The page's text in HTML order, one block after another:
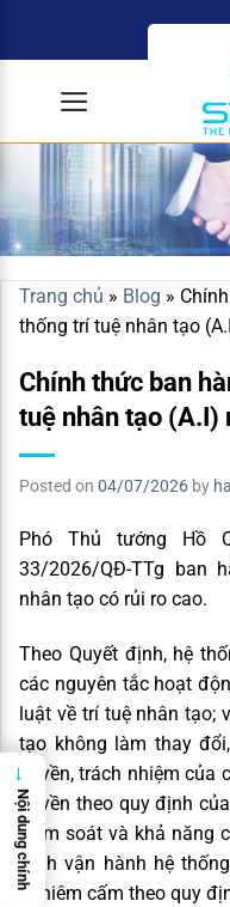
Trang chủ » Blog »
thống trí tuệ nhân tạo
Chính thức ban
tuệ nhân tạo (A.I)
Posted on 04/07/2026 by
Phó Thủ tướng Hồ
33/2026/QĐ-TTg ban
nhân tạo có rủi ro cao.
Theo Quyết định, hệ
các nguyên tắc hoạt
luật về trí tuệ nhân tạo;
tạo không làm thay
quyền, trách nhiệm của
quyền theo quy định
kiểm soát và khả năng
trình vận hành hệ
nghiêm cấm theo quy
→
Nội dung chính